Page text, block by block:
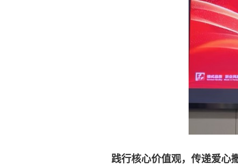
践行核心价值观，传递爱心